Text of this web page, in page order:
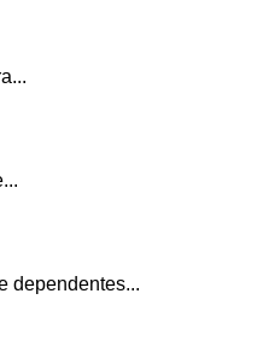
dependentes...